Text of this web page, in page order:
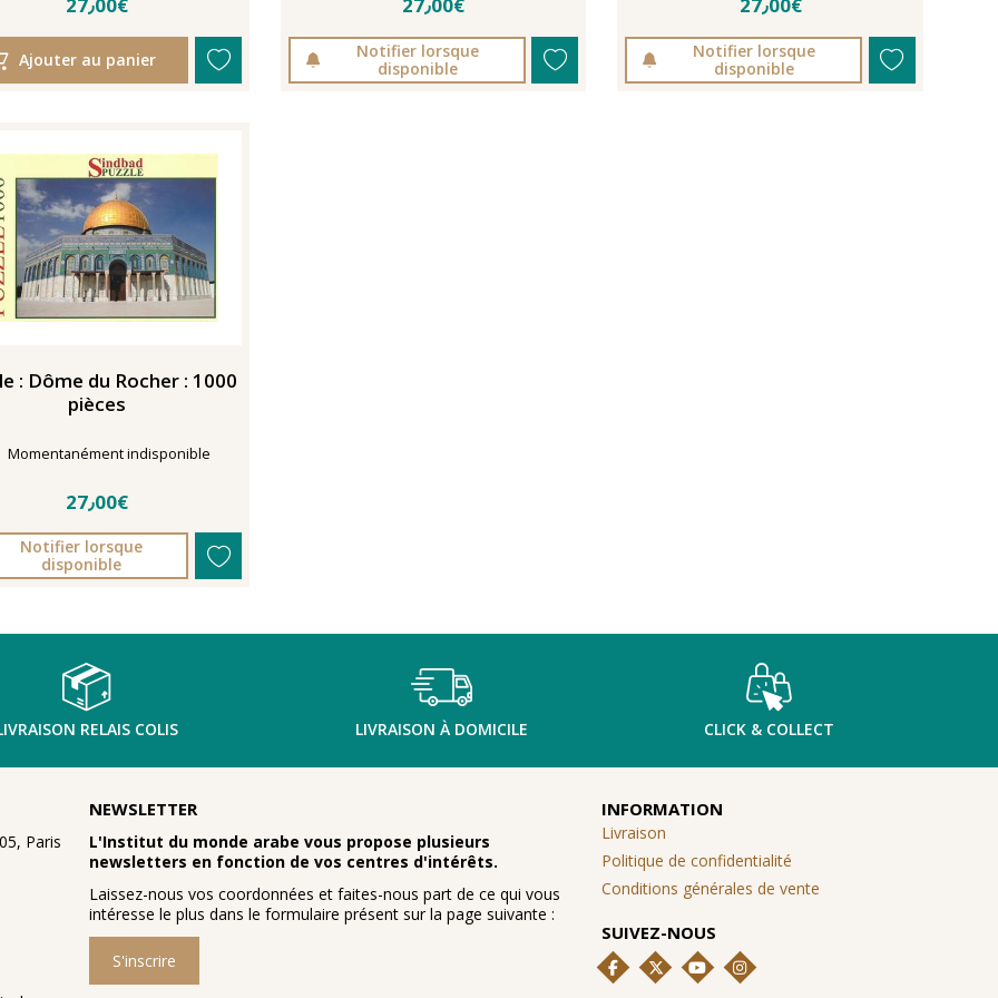
27٫00€
Ajouter au panier
27٫00€
Notifier lorsque
disponible
27٫00€
Notifier lorsque
disponible
: Dôme du Rocher : 1000
pièces
Délais de livraison
Momentanément indisponible
27٫00€
Notifier lorsque
disponible
RELAIS COLIS LIVRAISON À DOMICILE CLICK & COLLECT
Paris
NEWSLETTER
L'Institut du monde arabe vous propose plusieurs
newsletters en fonction de vos centres d'intérêts.
Laissez-nous vos coordonnées et faites-nous part de ce qui vous
intéresse le plus dans le formulaire présent sur la page suivante :
S'inscrire
INFORMATION
Livraison
Politique de confidentialité
Conditions générales de vente
SUIVEZ-NOUS